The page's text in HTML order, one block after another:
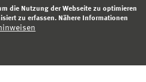
die Nutzung der Webseite zu optimieren
zu erfassen. Nähere Informationen